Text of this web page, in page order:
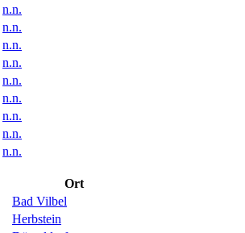
n.n.
n.n.
n.n.
n.n.
n.n.
n.n.
n.n.
n.n.
n.n.
Ort
Bad Vilbel
Herbstein